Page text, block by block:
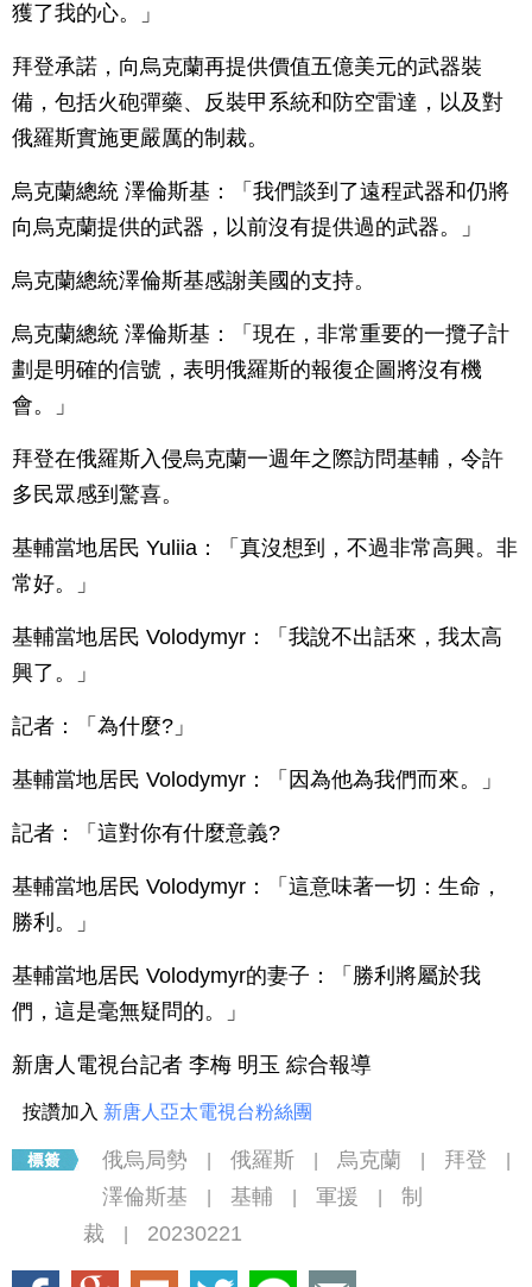
獲了我的心。」
拜登承諾，向烏克蘭再提供價值五億美元的武器裝
備，包括火砲彈藥、反裝甲系統和防空雷達，以及對
俄羅斯實施更嚴厲的制裁。
烏克蘭總統 澤倫斯基：「我們談到了遠程武器和仍將
向烏克蘭提供的武器，以前沒有提供過的武器。」
烏克蘭總統澤倫斯基感謝美國的支持。
烏克蘭總統 澤倫斯基：「現在，非常重要的一攬子計
劃是明確的信號，表明俄羅斯的報復企圖將沒有機
會。」
拜登在俄羅斯入侵烏克蘭一週年之際訪問基輔，令許
多民眾感到驚喜。
基輔當地居民 Yuliia：「真沒想到，不過非常高興。非
常好。」
基輔當地居民 Volodymyr：「我說不出話來，我太高
興了。」
記者：「為什麼?」
基輔當地居民 Volodymyr：「因為他為我們而來。」
記者：「這對你有什麼意義?
基輔當地居民 Volodymyr：「這意味著一切：生命，
勝利。」
基輔當地居民 Volodymyr的妻子：「勝利將屬於我
們，這是毫無疑問的。」
新唐人電視台記者 李梅 明玉 綜合報導
按讚加入 新唐人亞太電視台粉絲團
俄烏局勢 俄羅斯 烏克蘭 拜登
澤倫斯基 基輔 軍援
制
裁
20230221